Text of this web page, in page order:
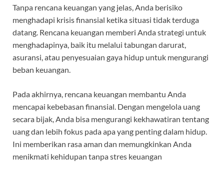
Tanpa rencana keuangan yang jelas, Anda berisiko
menghadapi krisis finansial ketika situasi tidak terduga
datang. Rencana keuangan memberi Anda strategi untuk
menghadapinya, baik itu melalui tabungan darurat,
asuransi, atau penyesuaian gaya hidup untuk mengurangi
beban keuangan.
Pada akhirnya, rencana keuangan membantu Anda
mencapai kebebasan finansial. Dengan mengelola uang
secara bijak, Anda bisa mengurangi kekhawatiran tentang
uang dan lebih fokus pada apa yang penting dalam hidup.
Ini memberikan rasa aman dan memungkinkan Anda
menikmati kehidupan tanpa stres keuangan